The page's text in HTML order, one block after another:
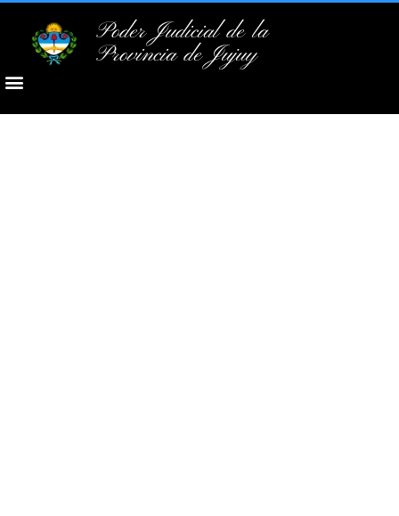
Poder Judicial de la
Provincia de Jujuy